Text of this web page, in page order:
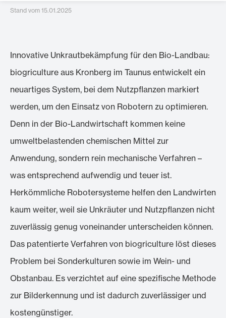
Stand vom 15.01.2025
Innovative Unkrautbekämpfung für den Bio-Landbau:
biogriculture aus Kronberg im Taunus entwickelt ein
neuartiges System, bei dem Nutzpflanzen markiert
werden, um den Einsatz von Robotern zu optimieren.
Denn in der Bio-Landwirtschaft kommen keine
umweltbelastenden chemischen Mittel zur
Anwendung, sondern rein mechanische Verfahren –
was entsprechend aufwendig und teuer ist.
Herkömmliche Robotersysteme helfen den Landwirten
kaum weiter, weil sie Unkräuter und Nutzpflanzen nicht
zuverlässig genug voneinander unterscheiden können.
Das patentierte Verfahren von biogriculture löst dieses
Problem bei Sonderkulturen sowie im Wein- und
Obstanbau. Es verzichtet auf eine spezifische Methode
zur Bilderkennung und ist dadurch zuverlässiger und
kostengünstiger.